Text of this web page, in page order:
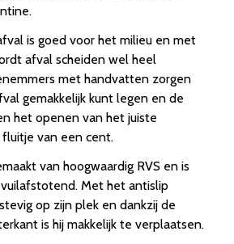
is goed voor het milieu en met
afval scheiden wel heel
met handvatten zorgen
gemakkelijk kunt legen en de
het openen van het juiste
van een cent.
van hoogwaardig RVS en is
Met het antislip
op zijn plek en dankzij de
is hij makkelijk te verplaatsen.